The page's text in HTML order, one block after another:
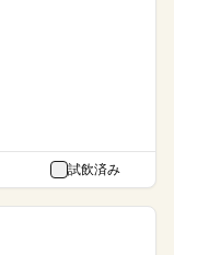
試飲済み